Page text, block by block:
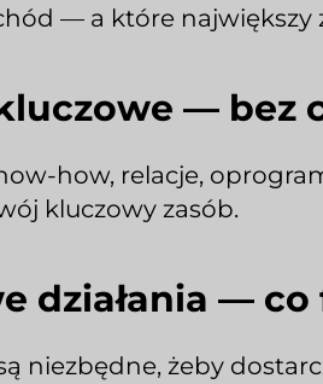
— a które największy
— bez
how, relacje,
kluczowy zasób.
działania —
niezbędne, żeby